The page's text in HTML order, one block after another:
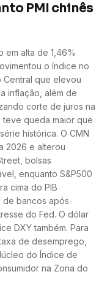
PMI chinês
em alta de 1,46%
o índice no
que elevou
inflação, além de
corte de juros na
teve queda maior que
histórica. O CMN
2026 e alterou
bolsas
enquanto S&P500
cima do PIB
de bancos após
do Fed. O dólar
DXY também. Para
de desemprego,
do Índice de
na Zona do